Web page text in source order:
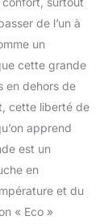
de l’un à
un
cette grande
en dehors de
cette liberté de
apprend
est un
en
et du
« Eco »